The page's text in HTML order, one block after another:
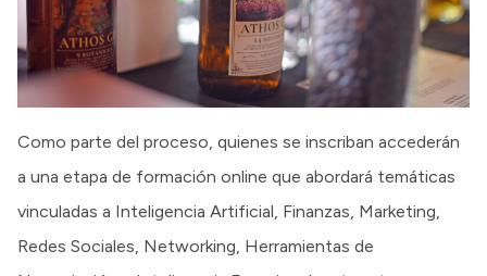
Como parte del proceso, quienes se inscriban accederán
a una etapa de formación online que abordará temáticas
vinculadas a Inteligencia Artificial, Finanzas, Marketing,
Redes Sociales, Networking, Herramientas de